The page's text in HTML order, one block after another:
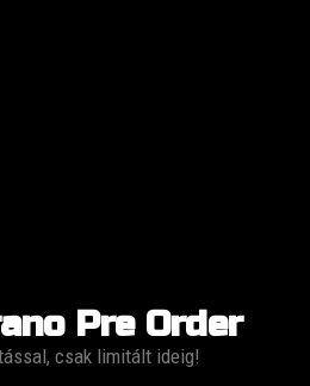
Pre Order
csak limitált ideig!